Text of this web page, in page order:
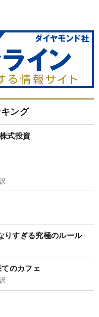
ング
式投資
すぎる究極のルール
のカフェ